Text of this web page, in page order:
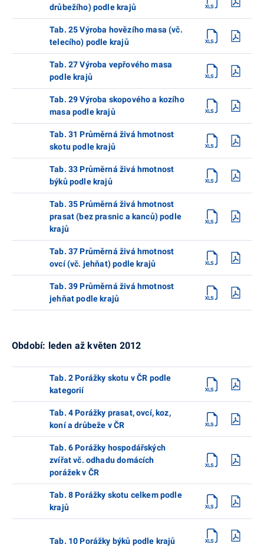
drůbežího) podle krajů
Tab. 25 Výroba hovězího masa (vč.
telecího) podle krajů
Tab. 27 Výroba vepřového masa
podle krajů
Tab. 29 Výroba skopového a kozího
masa podle krajů
Tab. 31 Průměrná živá hmotnost
skotu podle krajů
Tab. 33 Průměrná živá hmotnost
býků podle krajů
Tab. 35 Průměrná živá hmotnost
prasat (bez prasnic a kanců) podle
krajů
Tab. 37 Průměrná živá hmotnost
ovcí (vč. jehňat) podle krajů
Tab. 39 Průměrná živá hmotnost
jehňat podle krajů
Období: leden až květen 2012
Tab. 2 Porážky skotu v ČR podle
kategorií
Tab. 4 Porážky prasat, ovcí, koz,
koní a drůbeže v ČR
Tab. 6 Porážky hospodářských
zvířat vč. odhadu domácích
porážek v ČR
Tab. 8 Porážky skotu celkem podle
krajů
Tab. 10 Porážky býků podle krajů